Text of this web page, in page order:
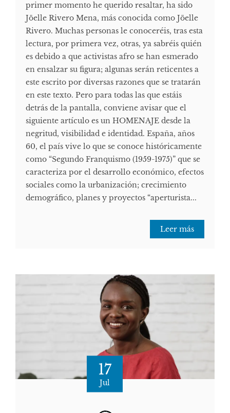
primer momento he querido resaltar, ha sido
Jöelle Rivero Mena, más conocida como Jöelle
Rivero. Muchas personas le conoceréis, tras esta
lectura, por primera vez, otras, ya sabréis quién
es debido a que activistas afro se han esmerado
en ensalzar su figura; algunas serán reticentes a
este escrito por diversas razones que se tratarán
en este texto. Pero para todas las que estáis
detrás de la pantalla, conviene avisar que el
siguiente artículo es un HOMENAJE desde la
negritud, visibilidad e identidad. España, años
60, el país vive lo que se conoce históricamente
como “Segundo Franquismo (1959-1975)” que se
caracteriza por el desarrollo económico, efectos
sociales como la urbanización; crecimiento
demográfico, planes y proyectos “aperturista...
Leer más
17
Jul